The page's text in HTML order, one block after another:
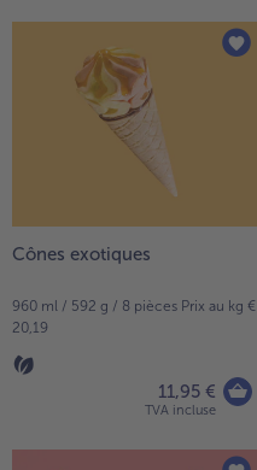
Cônes exotiques
960 ml / 592 g / 8 pièces Prix au kg €
20,19
11,95 €
TVA incluse